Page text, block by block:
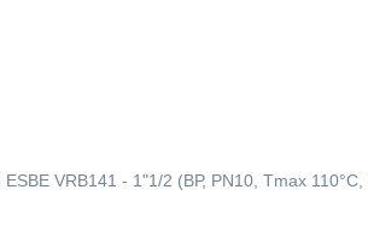
VRB141 - 1"1/2 (ВР, PN10, Tmax